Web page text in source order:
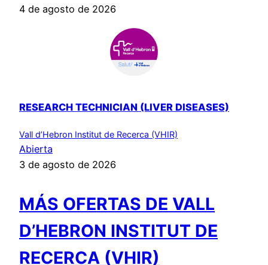
4 de agosto de 2026
RESEARCH TECHNICIAN (LIVER DISEASES)
Vall d’Hebron Institut de Recerca (VHIR)
Abierta
3 de agosto de 2026
MÁS OFERTAS DE VALL
D’HEBRON INSTITUT DE
RECERCA (VHIR)